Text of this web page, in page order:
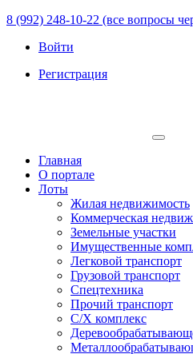
8 (992) 248-10-22 (все вопросы
Войти
Регистрация
Главная
О портале
Лоты
Жилая недвижимость
Коммерческая
Земельные участки
Имущественные
Легковой транспорт
Грузовой транспорт
Спецтехника
Прочий транспорт
С/Х комплекс